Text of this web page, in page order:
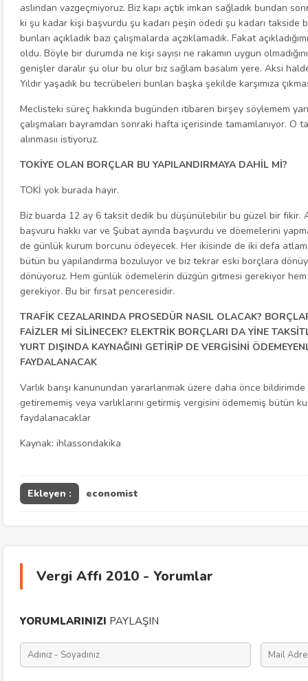
aslından vazgeçmiyoruz. Biz kapı açtık imkan sağladık bundan
ki şu kadar kişi başvurdu şu kadarı peşin ödedi şu kadarı takside
bunları açıkladık bazı çalışmalarda açzıklamadık. Fakat
oldu. Böyle bir durumda ne kişi sayısı ne rakamın uygun
genişler daralır şu olur bu olur biz sağlam basalım yere. Aksi
Yıldır yaşadık bu tecrübeleri bunları başka şekilde karşımıza
Meclisteki süreç hakkında bugünden itibaren birşey söylemem
çalışmaları bayramdan sonraki hafta içerisinde tamamlanıyor. O
alınmasıı istiyoruz.
TOKİYE OLAN BORÇLAR BU YAPILANDIRMAYA DAHİL Mİ?
TOKİ yok burada hayır.
Biz buarda 12 ay 6 taksit dedik bu düşünülebilir bu güzel bir fikir.
başvuru hakkı var ve Şubat ayında başvurdu ve döemelerini
de günlük kurum borcunu ödeyecek. Her ikisinde de iki defa
bütün bu yapılandırma bozuluyor ve biz tekrar eski borçlara
dönüyoruz. Hem günlük ödemelerin düzgün gitmesi gerekiyor
gerekiyor. Bu bir fırsat penceresidir.
TRAFİK CEZALARINDA PROSEDÜR NASIL OLACAK?
FAİZLER Mİ SİLİNECEK? ELEKTRİK BORÇLARI DA YİNE
YURT DIŞINDA KAYNAĞINI GETİRİP DE VERGİSİNİ
FAYDALANACAK
Varlık barışı kanunundan yararlanmak üzere daha önce
getirememiş veya varlıklarını getirmiş vergisini ödememiş bütün
faydalanacaklar
Kaynak: ihlassondakika
Ekleyen : economist
Vergi Affı 2010 - Yorumlar
YORUMLARINIZI PAYLAŞIN